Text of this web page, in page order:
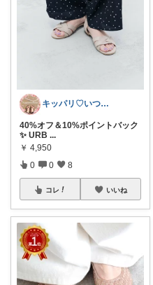
キッパリ♡いつもありがとうございます🌸
40%オフ＆10%ポイントバック
✨ URB ...
￥ 4,950
0 0 8
コレ いいね